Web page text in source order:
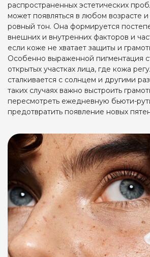
распространенных эстетических
может появляться в любом возрасте
ровный тон. Она формируется
внешних и внутренних факторов и
если коже не хватает защиты и
Особенно выраженной пигментация
открытых участках лица, где кожа
сталкивается с солнцем и другими
таких случаях важно выстроить
пересмотреть ежедневную бьюти-
предотвратить появление новых